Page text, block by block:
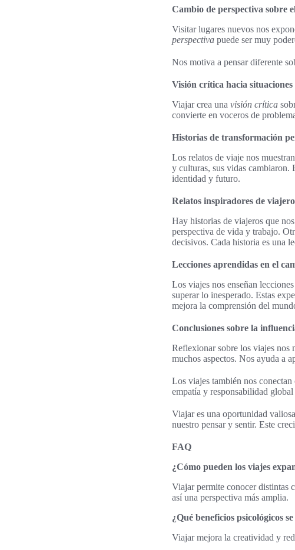
Cambio de perspectiva sobre
Visitar lugares nuevos nos
perspectiva puede ser muy
Nos motiva a pensar diferente
Visión crítica hacia situaciones
Viajar crea una visión crítica
convierte en voceros de
Historias de transformación
Los relatos de viaje nos
y culturas, sus vidas
identidad y futuro.
Relatos inspiradores de
Hay historias de viajeros que
perspectiva de vida y trabajo.
decisivos. Cada historia es una
Lecciones aprendidas en el
Los viajes nos enseñan
superar lo inesperado. Estas
mejora la comprensión del
Conclusiones sobre la
Reflexionar sobre los viajes nos
muchos aspectos. Nos ayuda a
Los viajes también nos
empatía y responsabilidad
Viajar es una oportunidad
nuestro pensar y sentir. Este
FAQ
¿Cómo pueden los viajes
Viajar permite conocer distintas
así una perspectiva más amplia.
¿Qué beneficios psicológicos
Viajar mejora la creatividad y